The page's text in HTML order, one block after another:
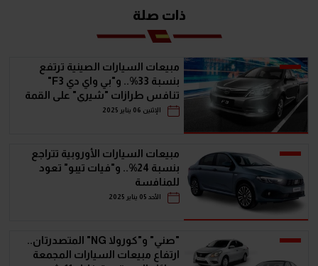
ذات صلة
مبيعات السيارات الصينية ترتفع
بنسبة 33%.. و"بي واي دي F3"
تنافس طرازات "شيري" على القمة
الإثنين 06 يناير 2025
مبيعات السيارات الأوروبية تتراجع
بنسبة 24%.. و"فيات تيبو" تعود
للمنافسة
الأحد 05 يناير 2025
"صني" و"كورولا NG" المتصدرتان..
ارتفاع مبيعات السيارات المجمعة